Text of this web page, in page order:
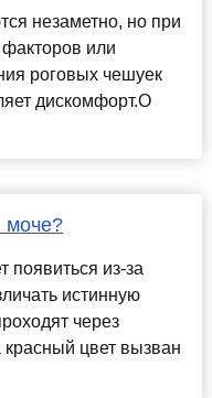
незаметно, но при
или
роговых чешуек
дискомфорт.О
моче?
появиться из-за
истинную
через
цвет вызван